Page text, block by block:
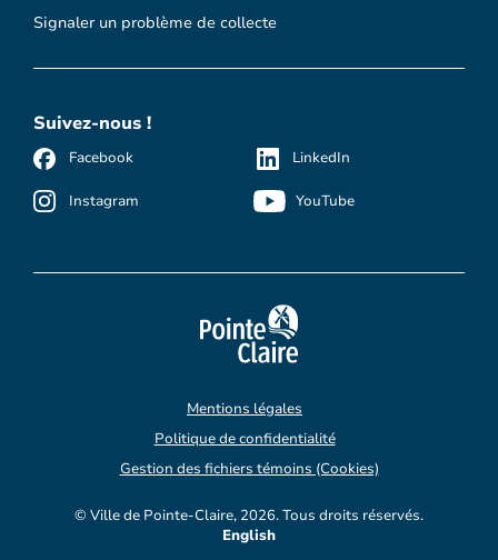
Signaler un problème de collecte
Suivez-nous !
Facebook
Instagram
LinkedIn
YouTube
© Ville de Pointe-Claire, 2026. Tous droits réservés.
Mentions légales
Politique de confidentialité
Gestion des fichiers témoins (Cookies)
English